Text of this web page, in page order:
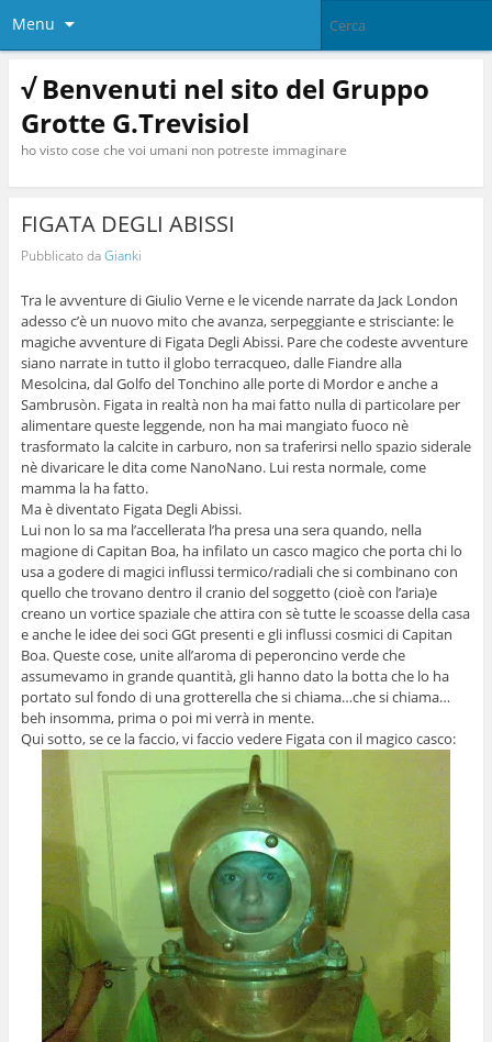
Menu
√ Benvenuti nel sito del Gruppo
Grotte G.Trevisiol
ho visto cose che voi umani non potreste immaginare
FIGATA DEGLI ABISSI
Pubblicato daGianki
Tra le avventure di Giulio Verne e le vicende narrate da Jack London
adesso c’è un nuovo mito che avanza, serpeggiante e strisciante: le
magiche avventure di Figata Degli Abissi.Pare che codeste avventure
siano narrate in tutto il globo terracqueo, dalle Fiandre alla
Mesolcina, dal Golfo del Tonchino alle porte di Mordor e anche a
Sambrusòn. Figata in realtà non ha mai fatto nulla di particolare per
alimentare queste leggende, non ha mai mangiato fuoco nè
trasformato la calcite in carburo, non sa traferirsi nello spazio siderale
nè divaricare le dita come NanoNano. Lui resta normale, come
mamma la ha fatto.
Ma è diventato Figata Degli Abissi.
Lui non lo sa ma l’accellerata l’ha presa una sera quando, nella
magione di Capitan Boa, ha infilato un casco magico che porta chi lo
usa a godere di magici influssi termico/radiali che si combinano con
quello che trovano dentro il cranio del soggetto (cioè con l’aria)e
creano un vortice spaziale che attira con sè tutte le scoasse della casa
e anche le idee dei soci GGt presenti e gli influssi cosmici di Capitan
Boa. Queste cose, unite all’aroma di peperoncino verde che
assumevamo in grande quantità, gli hanno dato la botta che lo ha
portato sul fondo di una grotterella che si chiama…che si chiama…
beh insomma, prima o poi mi verrà in mente.
Qui sotto, se ce la faccio, vi faccio vedere Figata con il magico casco: